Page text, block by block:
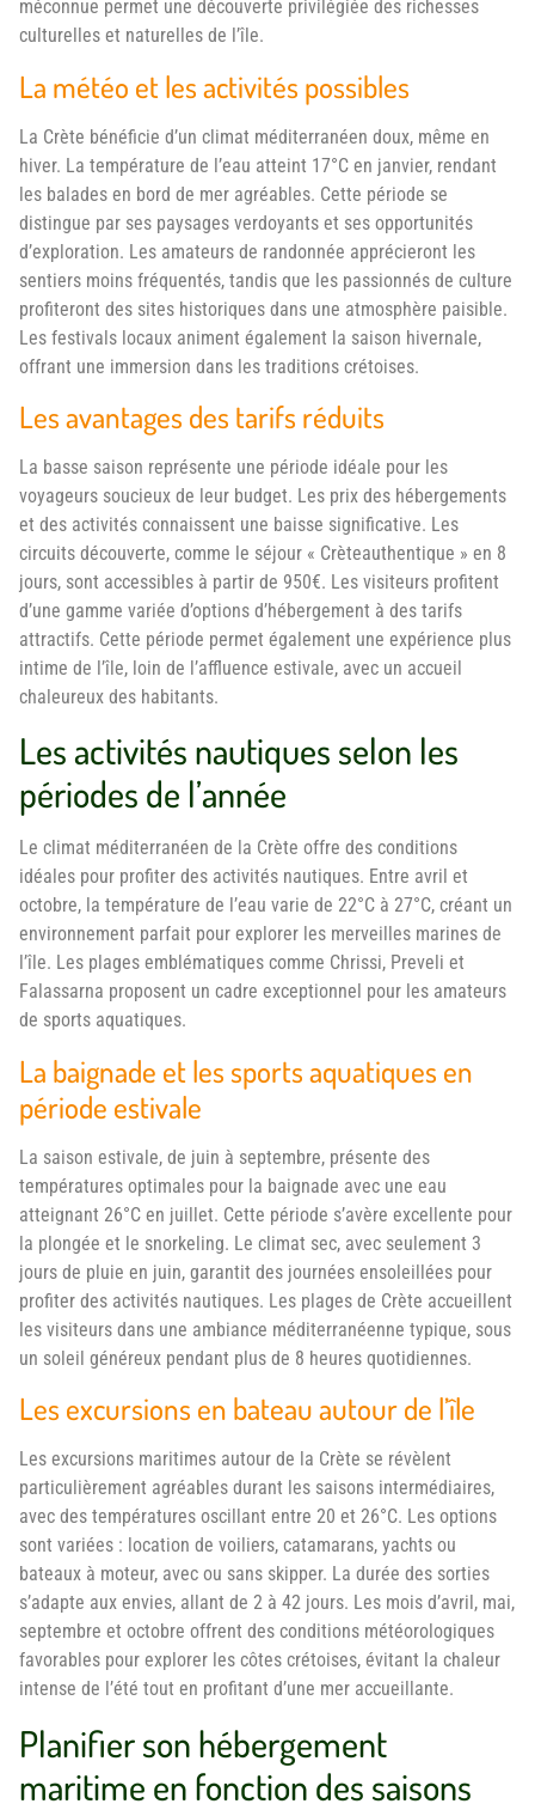
méconnue permet une découverte privilégiée des richesses
culturelles et naturelles de l’île.
La météo et les activités possibles
La Crète bénéficie d’un climat méditerranéen doux, même en
hiver. La température de l’eau atteint 17°C en janvier, rendant
les balades en bord de mer agréables. Cette période se
distingue par ses paysages verdoyants et ses opportunités
d’exploration. Les amateurs de randonnée apprécieront les
sentiers moins fréquentés, tandis que les passionnés de culture
profiteront des sites historiques dans une atmosphère paisible.
Les festivals locaux animent également la saison hivernale,
offrant une immersion dans les traditions crétoises.
Les avantages des tarifs réduits
La basse saison représente une période idéale pour les
voyageurs soucieux de leur budget. Les prix des hébergements
et des activités connaissent une baisse significative. Les
circuits découverte, comme le séjour « Crèteauthentique » en 8
jours, sont accessibles à partir de 950€. Les visiteurs profitent
d’une gamme variée d’options d’hébergement à des tarifs
attractifs. Cette période permet également une expérience plus
intime de l’île, loin de l’affluence estivale, avec un accueil
chaleureux des habitants.
Les activités nautiques selon les
périodes de l’année
Le climat méditerranéen de la Crète offre des conditions
idéales pour profiter des activités nautiques. Entre avril et
octobre, la température de l’eau varie de 22°C à 27°C, créant un
environnement parfait pour explorer les merveilles marines de
l’île. Les plages emblématiques comme Chrissi, Preveli et
Falassarna proposent un cadre exceptionnel pour les amateurs
de sports aquatiques.
La baignade et les sports aquatiques en
période estivale
La saison estivale, de juin à septembre, présente des
températures optimales pour la baignade avec une eau
atteignant 26°C en juillet. Cette période s’avère excellente pour
la plongée et le snorkeling. Le climat sec, avec seulement 3
jours de pluie en juin, garantit des journées ensoleillées pour
profiter des activités nautiques. Les plages de Crète accueillent
les visiteurs dans une ambiance méditerranéenne typique, sous
un soleil généreux pendant plus de 8 heures quotidiennes.
Les excursions en bateau autour de l’île
Les excursions maritimes autour de la Crète se révèlent
particulièrement agréables durant les saisons intermédiaires,
avec des températures oscillant entre 20 et 26°C. Les options
sont variées : location de voiliers, catamarans, yachts ou
bateaux à moteur, avec ou sans skipper. La durée des sorties
s’adapte aux envies, allant de 2 à 42 jours. Les mois d’avril, mai,
septembre et octobre offrent des conditions météorologiques
favorables pour explorer les côtes crétoises, évitant la chaleur
intense de l’été tout en profitant d’une mer accueillante.
Planifier son hébergement
maritime en fonction des saisons